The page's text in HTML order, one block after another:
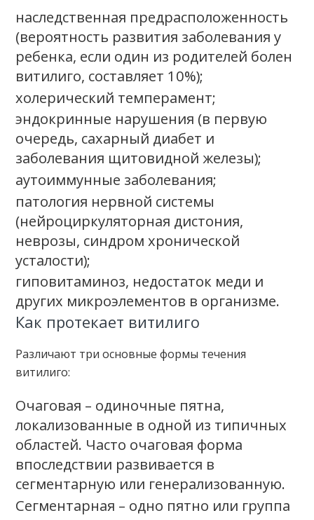
наследственная предрасположенность
(вероятность развития заболевания у
ребенка, если один из родителей болен
витилиго, составляет 10%);
холерический темперамент;
эндокринные нарушения (в первую
очередь, сахарный диабет и
заболевания щитовидной железы);
аутоиммунные заболевания;
патология нервной системы
(нейроциркуляторная дистония,
неврозы, синдром хронической
усталости);
гиповитаминоз, недостаток меди и
других микроэлементов в организме.
Как протекает витилиго
Различают три основные формы течения
витилиго:
Очаговая – одиночные пятна,
локализованные в одной из типичных
областей. Часто очаговая форма
впоследствии развивается в
сегментарную или генерализованную.
Сегментарная – одно пятно или группа